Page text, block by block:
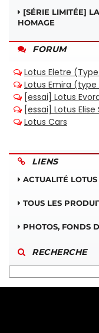
[SÉRIE LIMITÉE]
HOMAGE
FORUM
LIENS
ACTUALITÉ LOTUS
TOUS LES
PHOTOS, FONDS
RECHERCHE